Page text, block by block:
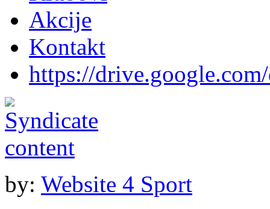
Akcije
Kontakt
https://
by: Website 4 Sport